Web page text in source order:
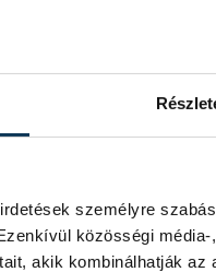
személyre
közösségi
akik kombinálhatják